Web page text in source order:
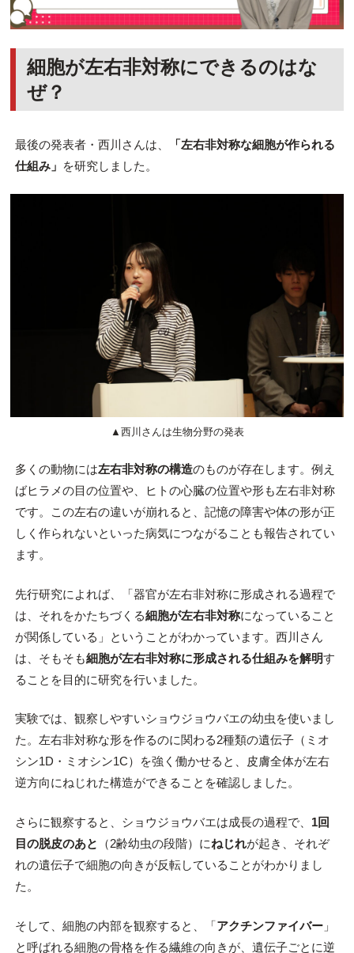
細胞が左右非対称にできるのはな
ぜ？
最後の発表者・西川さんは、
「左右非対称な細胞が作られる
仕組み」 を研究しました。
▲西川さんは生物分野の発表
多くの動物には左右非対称の構造のものが存在します。例え
ばヒラメの目の位置や、ヒトの心臓の位置や形も左右非対称
です。この左右の違いが崩れると、記憶の障害や体の形が正
しく作られないといった病気につながることも報告されてい
ます。
先行研究によれば、「器官が左右非対称に形成される過程で
は、それをかたちづくる細胞が左右非対称になっていること
が関係している」ということがわかっています。西川さん
は、そもそも細胞が左右非対称に形成される仕組みを解明す
ることを目的に研究を行いました。
実験では、観察しやすいショウジョウバエの幼虫を使いまし
た。左右非対称な形を作るのに関わる2種類の遺伝子（ミオ
シン1D・ミオシン1C）を強く働かせると、皮膚全体が左右
逆方向にねじれた構造ができることを確認しました。
さらに観察すると、ショウジョウバエは成長の過程で、 1回
目の脱皮のあと
（2齢幼虫の段階）にねじれが起き、それぞ
れの遺伝子で細胞の向きが反転していることがわかりまし
た。
そして、細胞の内部を観察すると、「アクチンファイバー」
と呼ばれる細胞の骨格を作る繊維の向きが、遺伝子ごとに逆